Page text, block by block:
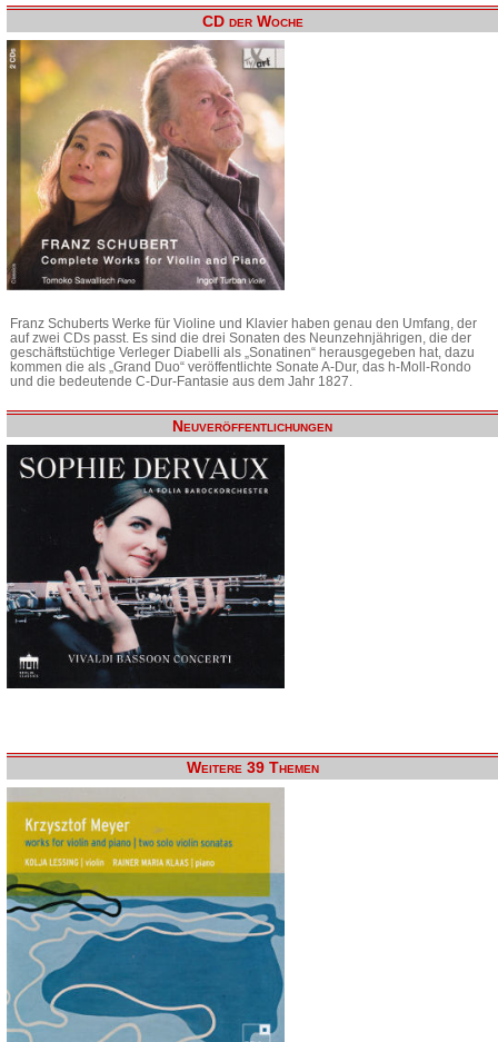
CD der Woche
Franz Schuberts Werke für Violine und Klavier haben genau den Umfang, der
auf zwei CDs passt. Es sind die drei Sonaten des Neunzehnjährigen, die der
geschäftstüchtige Verleger Diabelli als „Sonatinen“ herausgegeben hat, dazu
kommen die als „Grand Duo“ veröffentlichte Sonate A-Dur, das h-Moll-Rondo
und die bedeutende C-Dur-Fantasie aus dem Jahr 1827.
Neuveröffentlichungen
Weitere 39 Themen